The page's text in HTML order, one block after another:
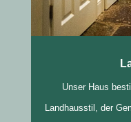
Unser Haus
Landhausstil, der